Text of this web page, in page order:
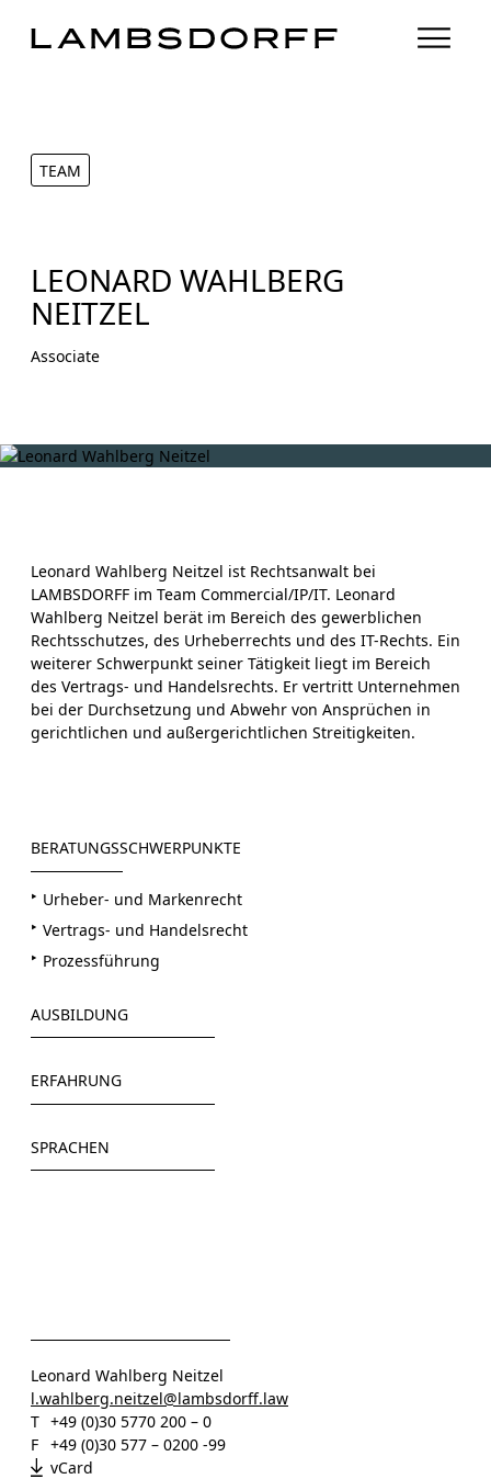
TEAM
LEONARD WAHLBERG
NEITZEL
Associate
Leonard Wahlberg Neitzel ist Rechtsanwalt bei
LAMBSDORFF im Team Commercial/IP/IT. Leonard
Wahlberg Neitzel berät im Bereich des gewerblichen
Rechtsschutzes, des Urheberrechts und des IT-Rechts. Ein
weiterer Schwerpunkt seiner Tätigkeit liegt im Bereich
des Vertrags- und Handelsrechts. Er vertritt Unternehmen
bei der Durchsetzung und Abwehr von Ansprüchen in
gerichtlichen und außergerichtlichen Streitigkeiten.
BERATUNGSSCHWERPUNKTE
Urheber- und Markenrecht
Vertrags- und Handelsrecht
Prozessführung
AUSBILDUNG
ERFAHRUNG
SPRACHEN
Leonard Wahlberg Neitzel
l.wahlberg.neitzel@lambsdorff.law
T +49 (0)30 5770 200 – 0
F +49 (0)30 577 – 0200 -99
vCard